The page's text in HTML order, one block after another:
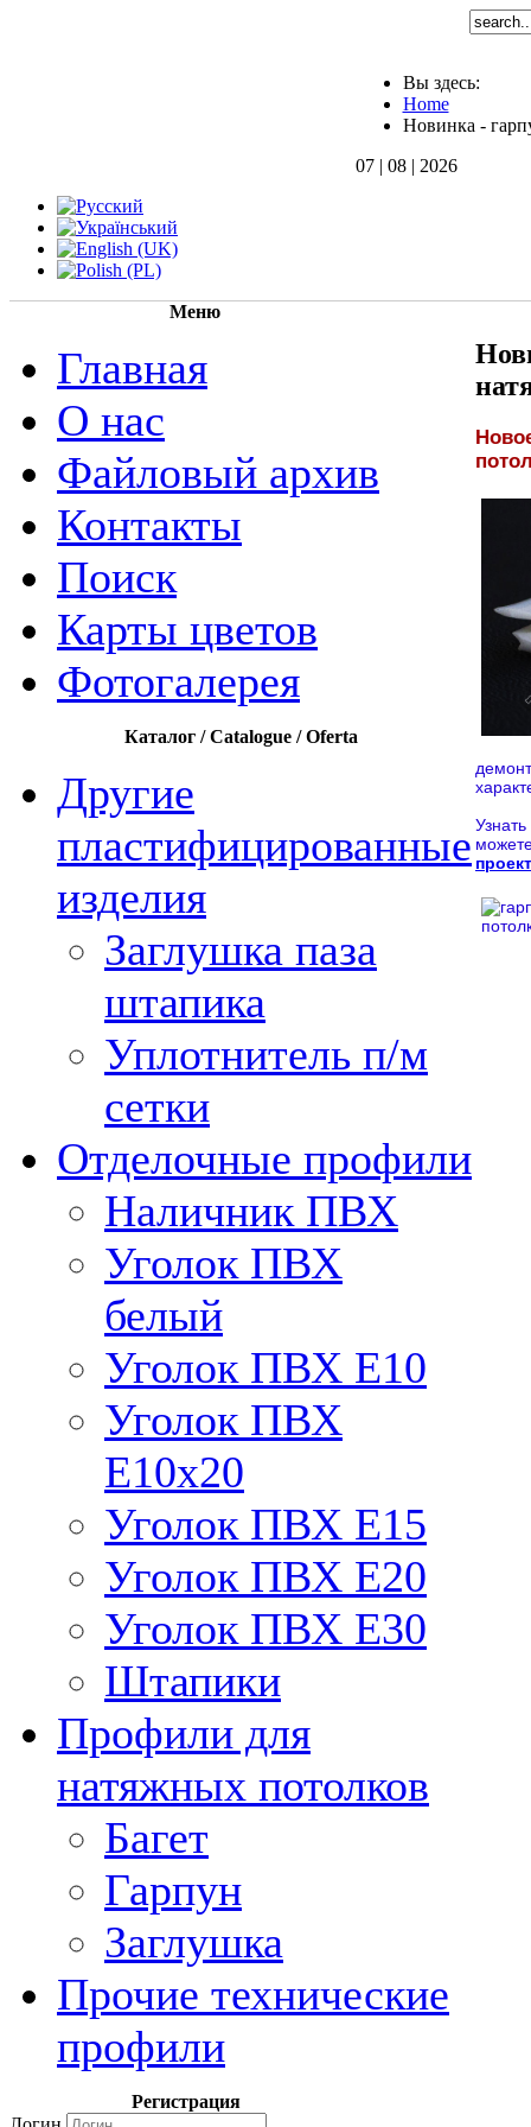
Вы здесь:
Home
Новинка -
07 | 08 | 2026
Меню
Главная
О нас
Файловый архив
Контакты
Поиск
Карты цветов
Фотогалерея
Каталог / Catalogue / Oferta
Другие
пластифицированные
изделия
Заглушка паза
штапика
Уплотнитель п/м
сетки
Отделочные профили
Наличник ПВХ
Уголок ПВХ
белый
Уголок ПВХ Е10
Уголок ПВХ
Е10x20
Уголок ПВХ Е15
Уголок ПВХ Е20
Уголок ПВХ Е30
Штапики
Профили для
натяжных потолков
Багет
Гарпун
Заглушка
Прочие технические
профили
Регистрация